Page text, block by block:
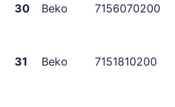
30
Beko 7156070200
31
Beko 7151810200